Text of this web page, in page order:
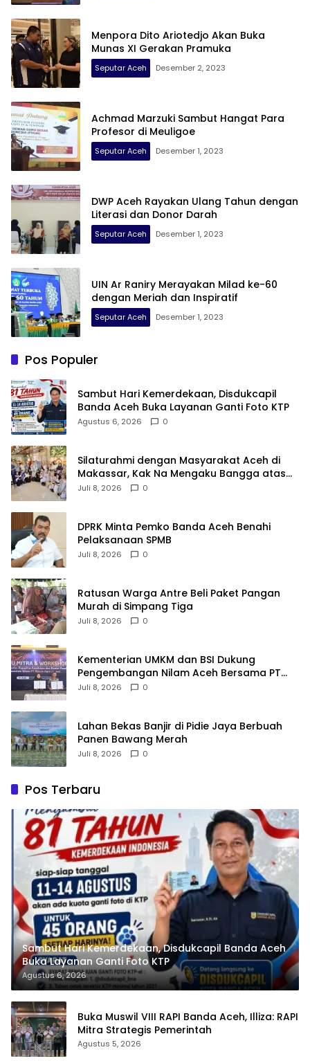
Menpora Dito Ariotedjo Akan Buka
Munas XI Gerakan Pramuka
Seputar Aceh Desember 2, 2023
Achmad Marzuki Sambut Hangat Para
Profesor di Meuligoe
Seputar Aceh Desember 1, 2023
DWP Aceh Rayakan Ulang Tahun dengan
Literasi dan Donor Darah
Seputar Aceh Desember 1, 2023
UIN Ar Raniry Merayakan Milad ke-60
dengan Meriah dan Inspiratif
Seputar Aceh Desember 1, 2023
Pos Populer
Sambut Hari Kemerdekaan, Disdukcapil
Banda Aceh Buka Layanan Ganti Foto KTP
Agustus 6, 2026 0
Silaturahmi dengan Masyarakat Aceh di
Makassar, Kak Na Mengaku Bangga atas
Kekompakan Perantau Aceh
Juli 8, 2026 0
DPRK Minta Pemko Banda Aceh Benahi
Pelaksanaan SPMB
Juli 8, 2026 0
Ratusan Warga Antre Beli Paket Pangan
Murah di Simpang Tiga
Juli 8, 2026 0
Kementerian UMKM dan BSI Dukung
Pengembangan Nilam Aceh Bersama PT
Razma Agro Jayana
Juli 8, 2026 0
Lahan Bekas Banjir di Pidie Jaya Berbuah
Panen Bawang Merah
Juli 8, 2026 0
Pos Terbaru
Sambut Hari Kemerdekaan, Disdukcapil Banda Aceh
Buka Layanan Ganti Foto KTP
Agustus 6, 2026
Buka Muswil VIII RAPI Banda Aceh, Illiza: RAPI
Mitra Strategis Pemerintah
Agustus 5, 2026